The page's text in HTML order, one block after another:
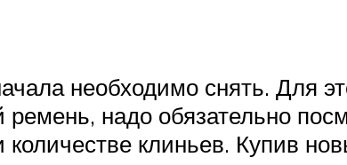
необходимо снять. Для
надо обязательно
клиньев. Купив